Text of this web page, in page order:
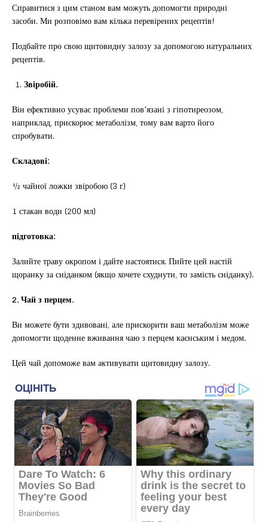
Справитися з цим станом вам можуть допомогти природні
засоби. Ми розповімо вам кілька перевірених рецептів!
Подбайте про свою щитовидну залозу за допомогою натуральних
рецептів.
Звіробій.
Він ефективно усуває проблеми пов’язані з гіпотиреозом,
наприклад, прискорює метаболізм, тому вам варто його
спробувати.
Складові:
½ чайної ложки звіробою (3 г)
1 стакан води (200 мл)
підготовка:
Залийте траву окропом і дайте настоятися. Пийте цей настій
щоранку за сніданком (якщо хочете схуднути, то замість сніданку).
2. Чай з перцем.
Ви можете бути здивовані, але прискорити ваш метаболізм може
допомогти щоденне вживання чаю з перцем каєнським і медом.
Цей чай допоможе вам активувати щитовидну залозу.